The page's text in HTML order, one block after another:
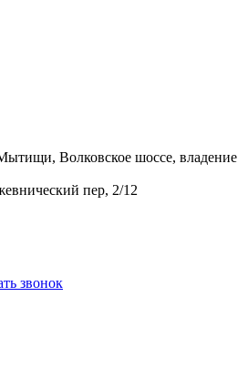
Волковское шоссе, владение
пер, 2/12
звонок